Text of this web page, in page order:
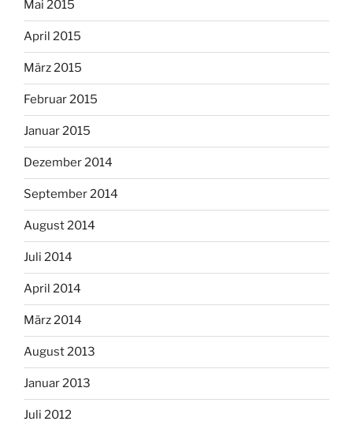
Mai 2015
April 2015
März 2015
Februar 2015
Januar 2015
Dezember 2014
September 2014
August 2014
Juli 2014
April 2014
März 2014
August 2013
Januar 2013
Juli 2012